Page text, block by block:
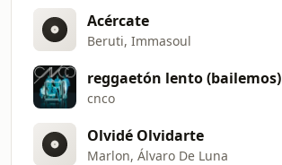
Acércate
Beruti, Immasoul
reggaetón lento (bailemos)
cnco
Olvidé Olvidarte
Marlon, Álvaro De Luna